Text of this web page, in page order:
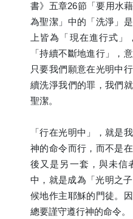
書》五章26節「要用水
為聖潔」中的「洗淨」
上皆為「現在進行式」
「持續不斷地進行」，
只要我們願意在光明中
續洗淨我們的罪，我們
聖潔。
「行在光明中」，就是
神的命令而行，而不是
後又是另一套，與未信
中，就是成為「光明之
候地作主耶穌的門徒。
總要謹守遵行神的命令。